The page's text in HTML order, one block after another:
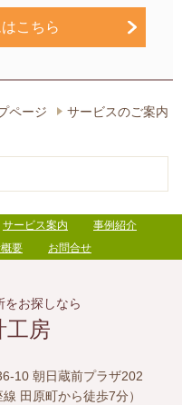
こちら
ページ サービスのご案内
サービス案内
事例紹介
要 お問合せ
をお探しなら
工房
10 朝日蔵前プラザ202
田原町から徒歩7分）